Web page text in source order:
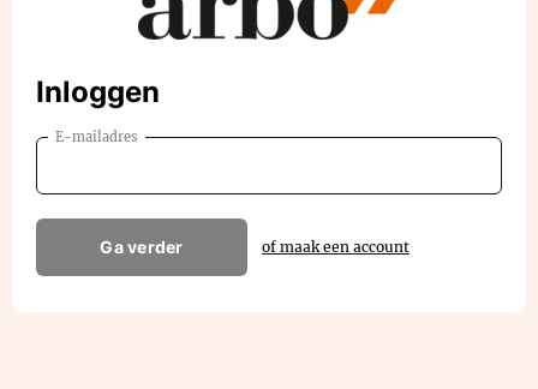
Inloggen
E-mailadres
Ga verder of maak een account